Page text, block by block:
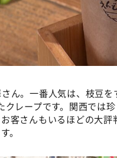
ん。一番人気は、枝豆
クレープです。関西では
客さんもいるほどの大
。